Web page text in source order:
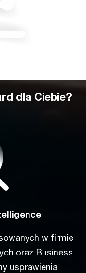
dla Ciebie?
w firmie
oraz Business
usprawienia